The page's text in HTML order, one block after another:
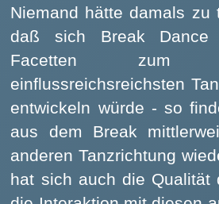
Niemand hätte damals zu
daß sich Break
Facetten zum
einflussreichsreichsten
entwickeln würde - so
aus dem Break
anderen Tanzrichtung
hat sich auch die Qualität